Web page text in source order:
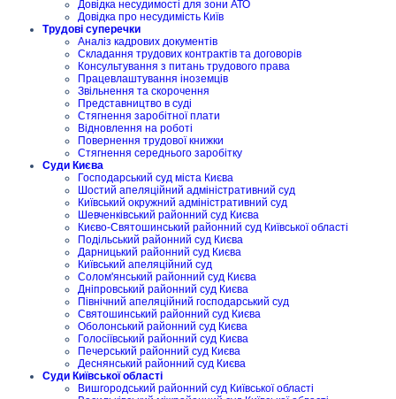
Довідка несудимості для зони АТО
Довідка про несудимість Київ
Трудові суперечки
Аналіз кадрових документів
Складання трудових контрактів та договорів
Консультування з питань трудового права
Працевлаштування іноземців
Звільнення та скорочення
Представництво в суді
Стягнення заробітної плати
Відновлення на роботі
Повернення трудової книжки
Стягнення середнього заробітку
Суди Києва
Господарський суд міста Києва
Шостий апеляційний адміністративний суд
Київський окружний адміністративний суд
Шевченківський районний суд Києва
Києво-Святошинський районний суд Київської області
Подільський районний суд Києва
Дарницький районний суд Києва
Київський апеляційний суд
Солом'янський районний суд Києва
Дніпровський районний суд Києва
Північний апеляційний господарський суд
Святошинський районний суд Києва
Оболонський районний суд Києва
Голосіївський районний суд Києва
Печерський районний суд Києва
Деснянський районний суд Києва
Суди Київської області
Вишгородський районний суд Київської області